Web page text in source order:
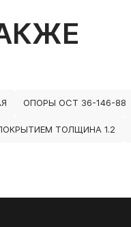
ОПОРЫ ОСТ 36-146-88
ТОЛЩИНА 1.2